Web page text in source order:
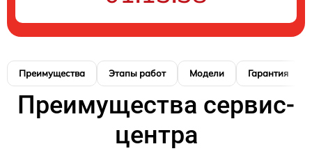
Преимущества Этапы работ Модели Гарантия
Преимущества сервис-
центра